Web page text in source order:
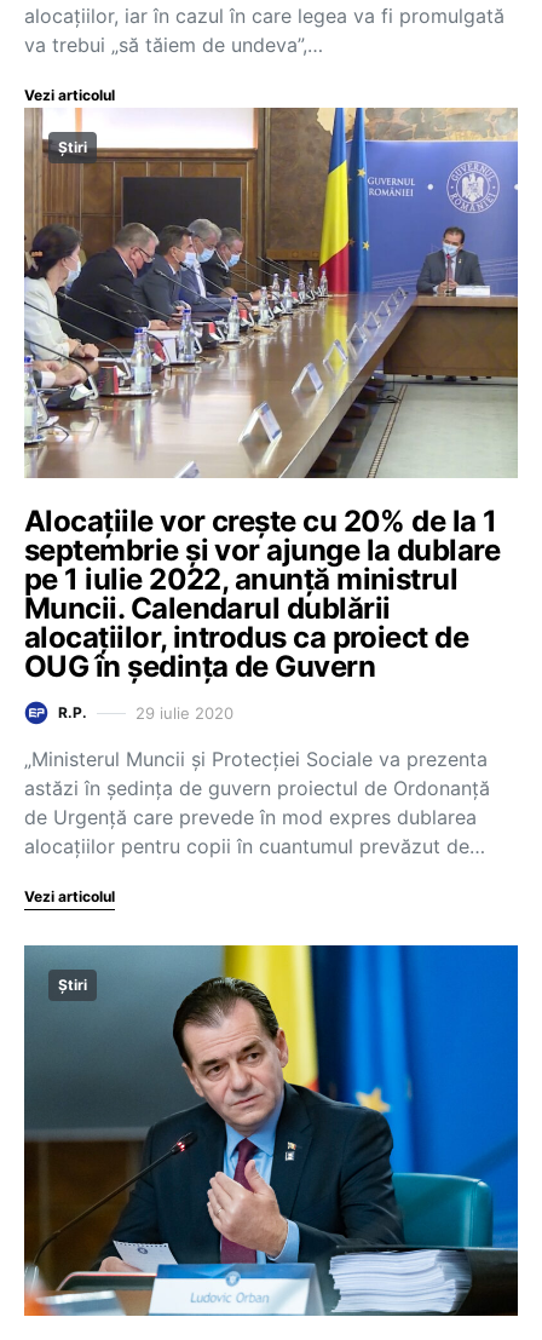
alocaţiilor, iar în cazul în care legea va fi promulgată
va trebui „să tăiem de undeva”,…
Vezi articolul
Știri
Alocațiile vor crește cu 20% de la 1
septembrie și vor ajunge la dublare
pe 1 iulie 2022, anunță ministrul
Muncii. Calendarul dublării
alocațiilor, introdus ca proiect de
OUG în ședința de Guvern
R.P. 29 iulie 2020
„Ministerul Muncii și Protecției Sociale va prezenta
astăzi în ședința de guvern proiectul de Ordonanță
de Urgență care prevede în mod expres dublarea
alocațiilor pentru copii în cuantumul prevăzut de…
Vezi articolul
Știri